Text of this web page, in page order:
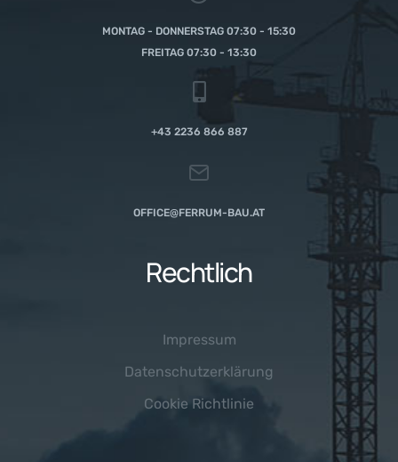
MONTAG - DONNERSTAG 07:30 - 15:30
FREITAG 07:30 - 13:30
+43 2236 866 887
OFFICE@FERRUM-BAU.AT
Rechtlich
Impressum
Datenschutzerklärung
Cookie Richtlinie